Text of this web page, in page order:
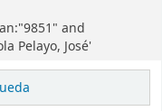
and
Pelayo, José'